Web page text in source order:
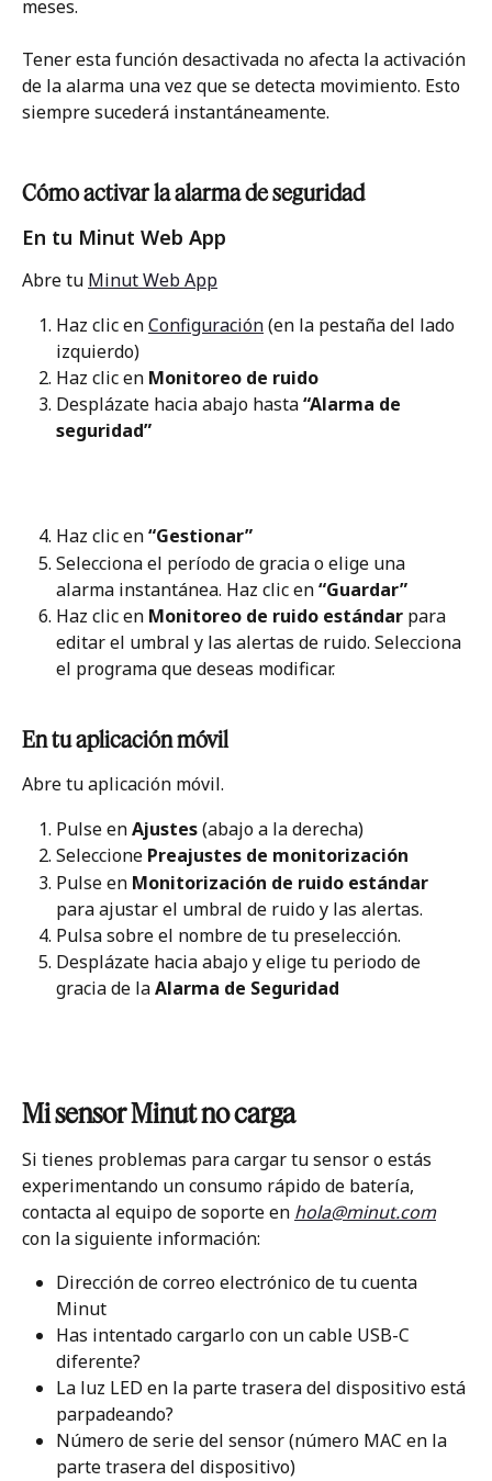
meses.
Tener esta función desactivada no afecta la activación
de la alarma una vez que se detecta movimiento. Esto
siempre sucederá instantáneamente.
Cómo activar la alarma de seguridad
En tu Minut Web App
Abre tu Minut Web App
Haz clic en Configuración (en la pestaña del lado
izquierdo)
Haz clic en Monitoreo de ruido
Desplázate hacia abajo hasta “Alarma de
seguridad”
Haz clic en “Gestionar”
Selecciona el período de gracia o elige una
alarma instantánea. Haz clic en “Guardar”
Haz clic en Monitoreo de ruido estándar para
editar el umbral y las alertas de ruido. Selecciona
el programa que deseas modificar.
En tu aplicación móvil
Abre tu aplicación móvil.
Pulse en Ajustes (abajo a la derecha)
Seleccione Preajustes de monitorización
Pulse en Monitorización de ruido estándar
para ajustar el umbral de ruido y las alertas.
Pulsa sobre el nombre de tu preselección.
Desplázate hacia abajo y elige tu periodo de
gracia de la Alarma de Seguridad
Mi sensor Minut no carga
Si tienes problemas para cargar tu sensor o estás
experimentando un consumo rápido de batería,
contacta al equipo de soporte en hola@minut.com
con la siguiente información:
Dirección de correo electrónico de tu cuenta
Minut
Has intentado cargarlo con un cable USB-C
diferente?
La luz LED en la parte trasera del dispositivo está
parpadeando?
Número de serie del sensor (número MAC en la
parte trasera del dispositivo)